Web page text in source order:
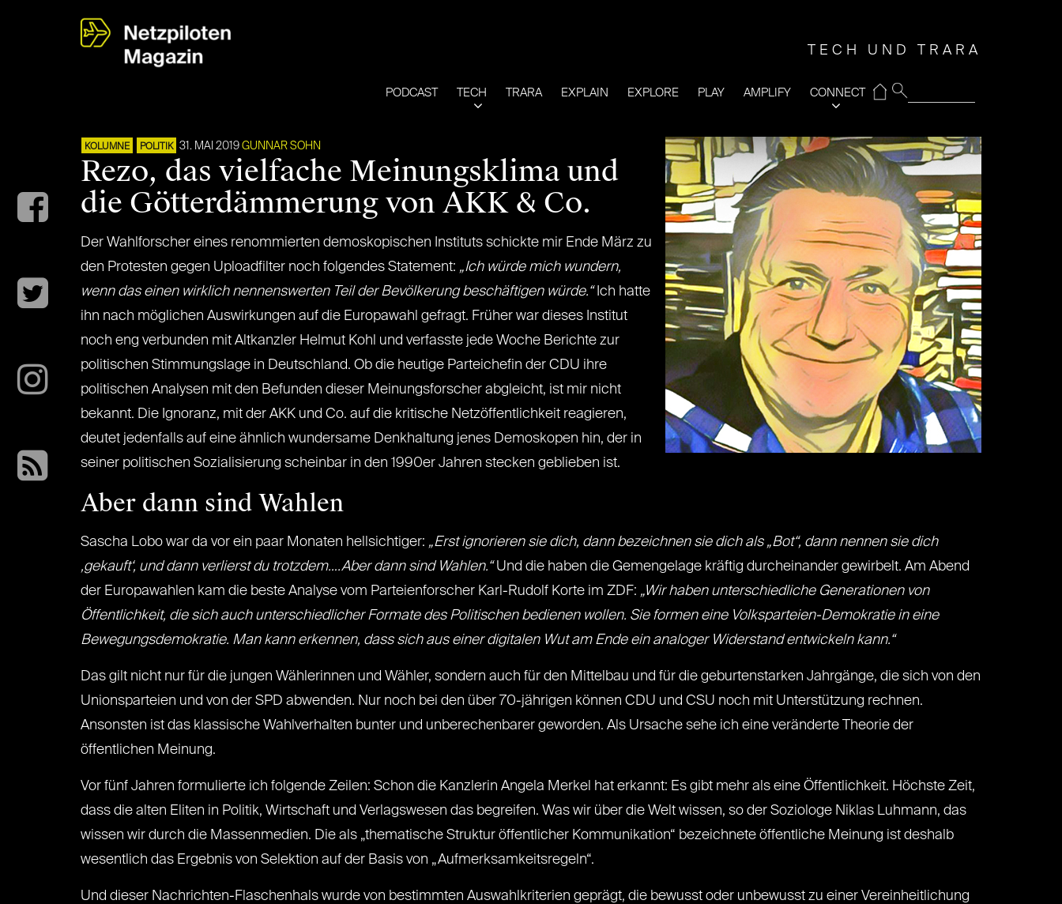
TECH UND TRARA
PODCAST TECH TRARA EXPLAIN EXPLORE PLAY AMPLIFY CONNECT
⌂
KOLUMNE POLITIK 31. MAI 2019 GUNNAR SOHN
Rezo, das vielfache Meinungsklima und
die Götterdämmerung von AKK & Co.
Der Wahlforscher eines renommierten demoskopischen Instituts schickte mir Ende März zu
den Protesten gegen Uploadfilter noch folgendes Statement: „Ich würde mich wundern,
wenn das einen wirklich nennenswerten Teil der Bevölkerung beschäftigen würde.“Ich hatte
ihn nach möglichen Auswirkungen auf die Europawahl gefragt. Früher war dieses Institut
noch eng verbunden mit Altkanzler Helmut Kohl und verfasste jede Woche Berichte zur
politischen Stimmungslage in Deutschland. Ob die heutige Parteichefin der CDU ihre
politischen Analysen mit den Befunden dieser Meinungsforscher abgleicht, ist mir nicht
bekannt. Die Ignoranz, mit der AKK und Co. auf die kritische Netzöffentlichkeit reagieren,
deutet jedenfalls auf eine ähnlich wundersame Denkhaltung jenes Demoskopen hin, der in
seiner politischen Sozialisierung scheinbar in den 1990er Jahren stecken geblieben ist.
Aber dann sind Wahlen
Sascha Lobo war da vor ein paar Monaten hellsichtiger: „Erst ignorieren sie dich, dann bezeichnen sie dich als „Bot“, dann nennen sie dich
‚gekauft‘, und dann verlierst du trotzdem….Aber dann sind Wahlen.“Und die haben die Gemengelage kräftig durcheinander gewirbelt. Am Abend
der Europawahlen kam die beste Analyse vom Parteienforscher Karl-Rudolf Korte im ZDF: „Wir haben unterschiedliche Generationen von
Öffentlichkeit, die sich auch unterschiedlicher Formate des Politischen bedienen wollen. Sie formen eine Volksparteien-Demokratie in eine
Bewegungsdemokratie. Man kann erkennen, dass sich aus einer digitalen Wut am Ende ein analoger Widerstand entwickeln kann.“
Das gilt nicht nur für die jungen Wählerinnen und Wähler, sondern auch für den Mittelbau und für die geburtenstarken Jahrgänge, die sich von den
Unionsparteien und von der SPD abwenden. Nur noch bei den über 70-jährigen können CDU und CSU noch mit Unterstützung rechnen.
Ansonsten ist das klassische Wahlverhalten bunter und unberechenbarer geworden. Als Ursache sehe ich eine veränderte Theorie der
öffentlichen Meinung.
Vor fünf Jahren formulierte ich folgende Zeilen: Schon die Kanzlerin Angela Merkel hat erkannt: Es gibt mehr als eine Öffentlichkeit. Höchste Zeit,
dass die alten Eliten in Politik, Wirtschaft und Verlagswesen das begreifen. Was wir über die Welt wissen, so der Soziologe Niklas Luhmann, das
wissen wir durch die Massenmedien. Die als „thematische Struktur öffentlicher Kommunikation“ bezeichnete öffentliche Meinung ist deshalb
wesentlich das Ergebnis von Selektion auf der Basis von „Aufmerksamkeitsregeln“.
Und dieser Nachrichten-Flaschenhals wurde von bestimmten Auswahlkriterien geprägt, die bewusst oder unbewusst zu einer Vereinheitlichung